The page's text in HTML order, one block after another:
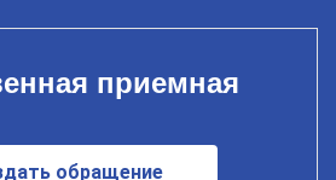
приемная
обращение